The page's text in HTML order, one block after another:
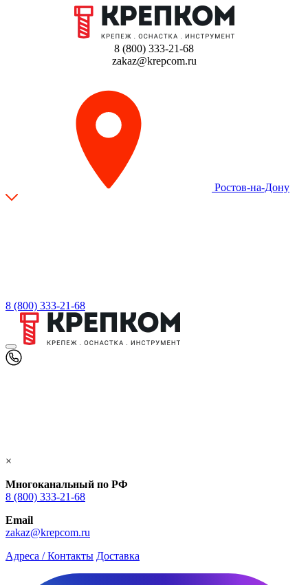
8 (800) 333-21-68
zakaz@krepcom.ru
Ростов-на-Дону
8 (800) 333-21-68
×
Многоканальный по РФ
8 (800) 333‑21-68
Email
zakaz@krepcom.ru
Адреса / Контакты Доставка